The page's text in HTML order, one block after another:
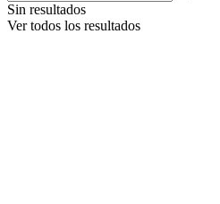
Sin resultados
Ver todos los resultados